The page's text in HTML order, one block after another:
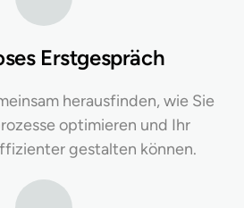
Erstgespräch
herausfinden, wie Sie
optimieren und Ihr
gestalten können.